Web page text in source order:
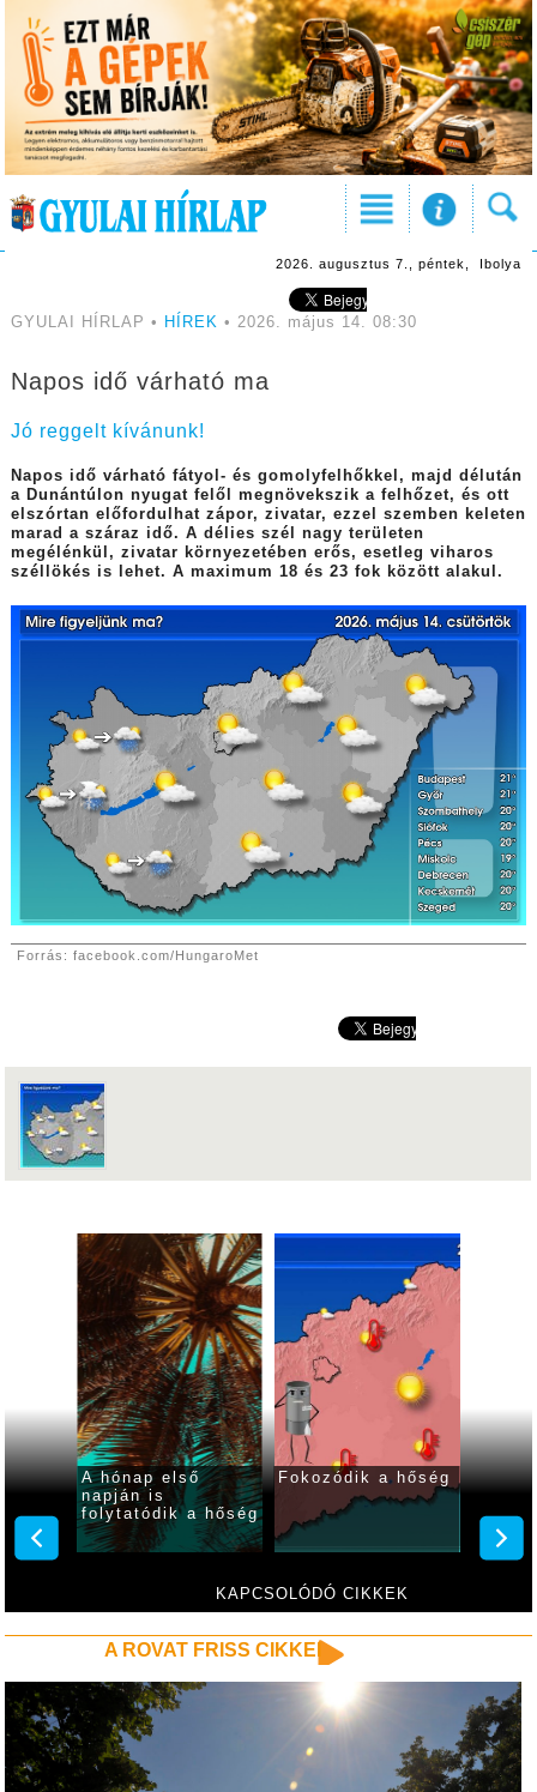
2026. augusztus 7., péntek, Ibolya
GYULAI HÍRLAP • HÍREK • 2026. május 14. 08:30
Napos idő várható ma
Jó reggelt kívánunk!
Napos idő várható fátyol- és gomolyfelhőkkel, majd délután
a Dunántúlon nyugat felől megnövekszik a felhőzet, és ott
elszórtan előfordulhat zápor, zivatar, ezzel szemben keleten
marad a száraz idő. A délies szél nagy területen
megélénkül, zivatar környezetében erős, esetleg viharos
széllökés is lehet. A maximum 18 és 23 fok között alakul.
Forrás: facebook.com/HungaroMet
KAPCSOLÓDÓ CIKKEK
A hónap első
napján is
folytatódik a hőség
Fokozódik a hőség
A ROVAT FRISS CIKKEI